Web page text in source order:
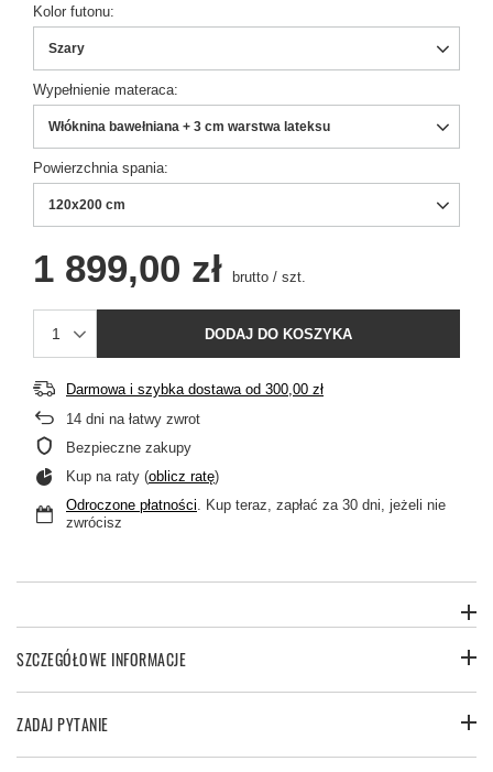
Kolor futonu
Szary
Wypełnienie materaca
Włóknina bawełniana + 3 cm warstwa lateksu
Powierzchnia spania
120x200 cm
1 899,00 zł brutto / szt.
DODAJ DO KOSZYKA
Darmowa i szybka dostawaod 300,00 zł
14 dni na łatwy zwrot
Bezpieczne zakupy
Kup na raty (oblicz ratę)
Odroczone płatności. Kup teraz, zapłać za 30 dni, jeżeli nie
zwrócisz
SZCZEGÓŁOWE INFORMACJE
ZADAJ PYTANIE